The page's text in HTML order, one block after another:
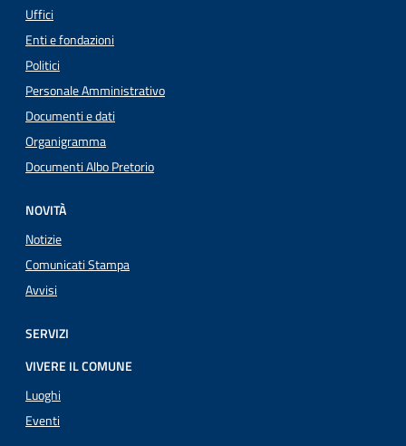
Uffici
Enti e fondazioni
Politici
Personale Amministrativo
Documenti e dati
Organigramma
Documenti Albo Pretorio
NOVITÀ
Notizie
Comunicati Stampa
Avvisi
SERVIZI
VIVERE IL COMUNE
Luoghi
Eventi